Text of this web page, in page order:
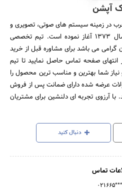
آپشن
در زمینه سیستم های صوتی، تصویری و
امنیتی خودرو فعالیت خود را از سال ۱۳۷۳ آغاز نموده است. تیم تخصصی
گرامی می باشد برای مشاوره قبل از خرید
انتهای صفحه تماس حاصل نمایید تا تیم
نیاز شما بهترین و مناسب ترین محصول را
عرضه شده دارای ضمانت پس از فروش
آرزوی تجربه ای دلنشین برای مشتریان
دنبال کنید
تماس